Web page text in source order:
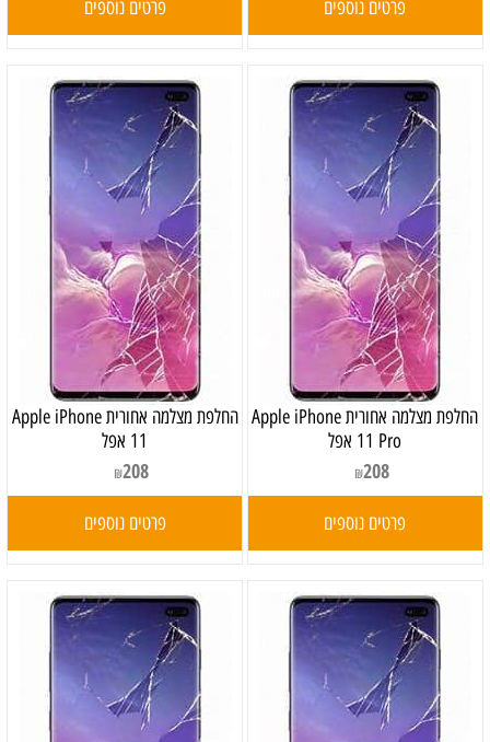
פרטים נוספים פרטים נוספים
‏החלפת מצלמה אחורית Apple iPhone
11 Pro אפל
₪208
פרטים נוספים
‏החלפת מצלמה אחורית Apple iPhone
11 אפל
₪208
פרטים נוספים